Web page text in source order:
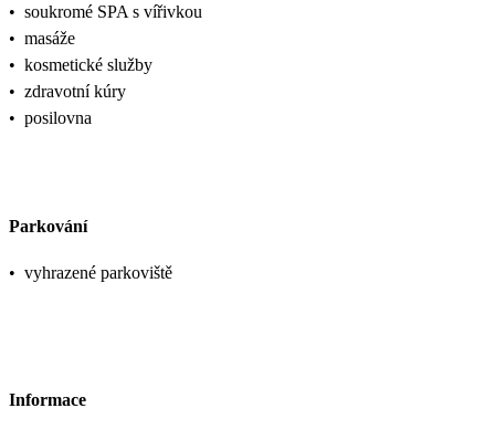
• soukromé SPA s vířivkou
• masáže
• kosmetické služby
• zdravotní kúry
• posilovna
Parkování
• vyhrazené parkoviště
Informace